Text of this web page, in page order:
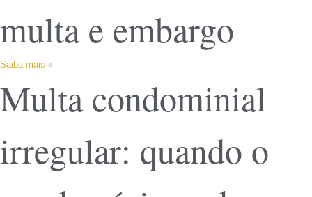
multa e embargo
Saiba mais »
Multa condominial
irregular: quando o